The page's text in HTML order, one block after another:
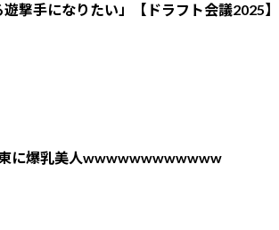
撃手になりたい」【ドラフト会議2025】
東に爆乳美人wwwwwwwwwwww